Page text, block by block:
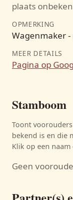
plaats
OPMERKING
Wagenmaker
MEER DETAILS
Pagina op
Stamboom
Toont
bekend is en die
Klik op een
Geen